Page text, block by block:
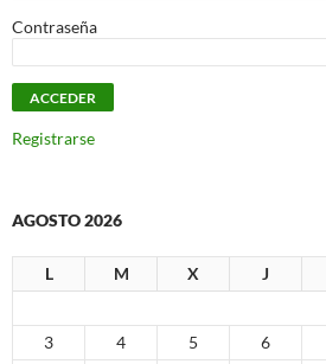
Contraseña
Registrarse
AGOSTO 2026
L M X J
3
4 5 6